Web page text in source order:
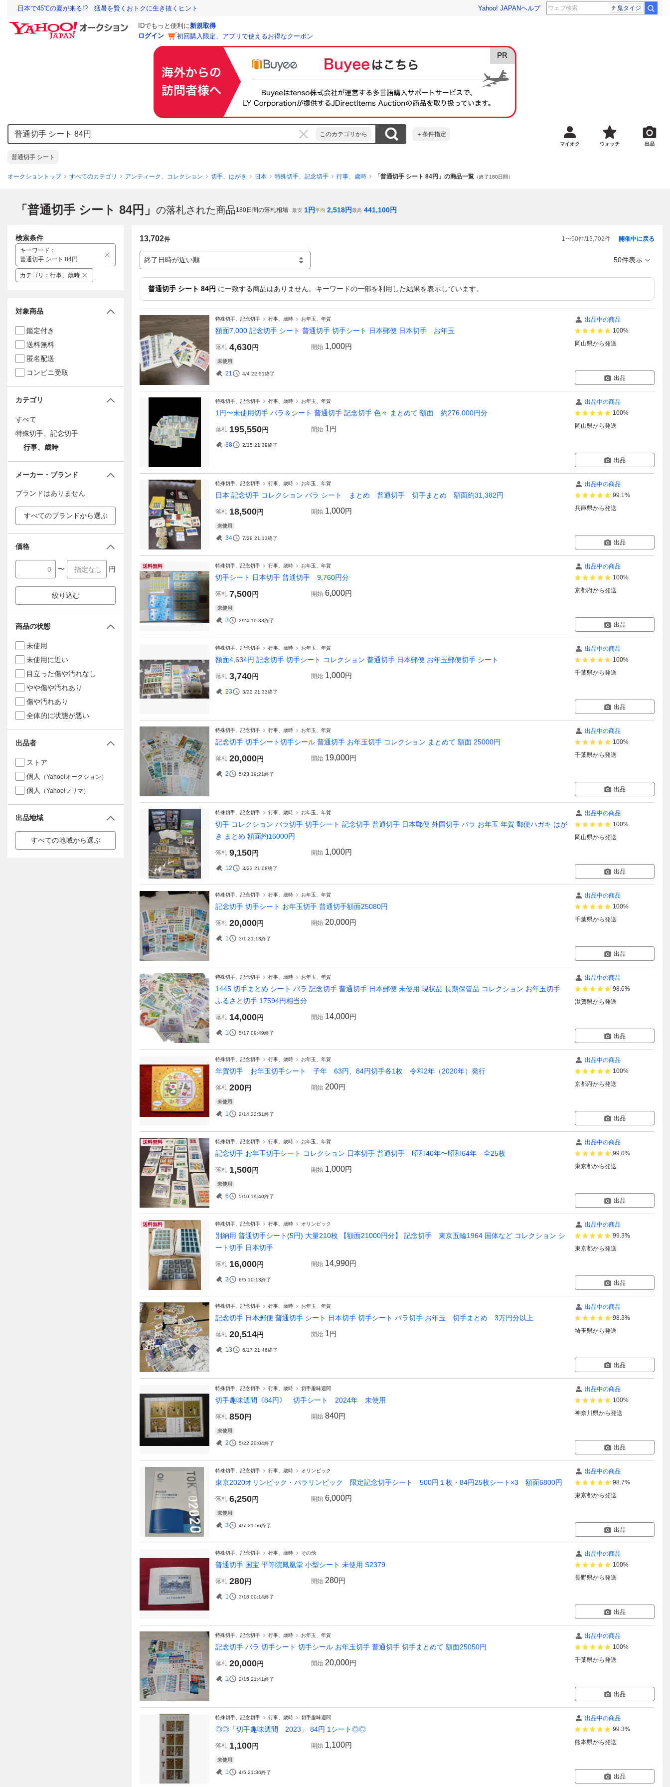
日本で45℃の夏が来る!? 猛暑を賢くおトクに生き抜くヒント Yahoo! JAPANヘルプ 鬼タイジ
IDでもっと便利に新規取得
ログイン
初回購入限定、アプリで使えるお得なクーポン
このカテゴリから ＋条件指定
普通切手 シート
マイオク ウォッチ 出品
オークショントップ すべてのカテゴリ アンティーク、コレクション 切手、はがき 日本 特殊切手、記念切手 行事、歳時 「普通切手 シート 84円」の商品一覧 （終了180日間）
「普通切手 シート 84円」 の落札された商品180日間の落札相場 最安 1円平均 2,518円最高 441,100円
13,702件 1〜50件/13,702件
終了日時が近い順
開催中に戻る
50件表示
普通切手 シート 84円 に一致する商品はありません。キーワードの一部を利用した結果を表示しています。
特殊切手、記念切手 行事、歳時 お年玉、年賀
額面7,000 記念切手 シート 普通切手 切手シート 日本郵便 日本切手 お年玉
落札 4,630円 開始 1,000円
未使用
21 4/4 22:51終了
出品中の商品
100%
岡山県から発送
出品
特殊切手、記念切手 行事、歳時 お年玉、年賀
1円〜未使用切手 バラ＆シート 普通切手 記念切手 色々 まとめて 額面 約276.000円分
落札 195,550円 開始 1円
88 2/15 21:39終了
出品中の商品
100%
岡山県から発送
出品
特殊切手、記念切手 行事、歳時 お年玉、年賀
日本 記念切手 コレクション バラ シート まとめ 普通切手 切手まとめ 額面約31,382円
落札 18,500円 開始 1,000円
未使用
34 7/28 21:13終了
出品中の商品
99.1%
兵庫県から発送
出品
送料無料 特殊切手、記念切手 行事、歳時 お年玉、年賀
切手シート 日本切手 普通切手 9,760円分
落札 7,500円 開始 6,000円
未使用
3 2/24 10:33終了
出品中の商品
100%
京都府から発送
出品
特殊切手、記念切手 行事、歳時 お年玉、年賀
額面4,634円 記念切手 切手シート コレクション 普通切手 日本郵便 お年玉郵便切手 シート
落札 3,740円 開始 1,000円
23 3/22 21:33終了
出品中の商品
100%
千葉県から発送
出品
特殊切手、記念切手 行事、歳時 お年玉、年賀
記念切手 切手シート切手シール 普通切手 お年玉切手 コレクション まとめて 額面 25000円
落札 20,000円 開始 19,000円
2 5/23 19:21終了
出品中の商品
100%
千葉県から発送
出品
特殊切手、記念切手 行事、歳時 お年玉、年賀
切手 コレクション バラ切手 切手シート 記念切手 普通切手 日本郵便 外国切手 バラ お年玉 年賀 郵便ハガキ はが
き まとめ 額面約16000円
落札 9,150円 開始 1,000円
12 3/23 21:08終了
出品中の商品
100%
岡山県から発送
出品
特殊切手、記念切手 行事、歳時 お年玉、年賀
記念切手 切手シート お年玉切手 普通切手額面25080円
落札 20,000円 開始 20,000円
1 3/1 21:13終了
出品中の商品
100%
千葉県から発送
出品
特殊切手、記念切手 行事、歳時 お年玉、年賀
1445 切手まとめ シート バラ 記念切手 普通切手 日本郵便 未使用 現状品 長期保管品 コレクション お年玉切手
ふるさと切手 17594円相当分
落札 14,000円 開始 14,000円
1 5/17 09:49終了
出品中の商品
98.6%
滋賀県から発送
出品
特殊切手、記念切手 行事、歳時 お年玉、年賀
年賀切手 お年玉切手シート 子年 63円、84円切手各1枚 令和2年（2020年）発行
落札 200円 開始 200円
未使用
1 2/14 22:51終了
出品中の商品
100%
京都府から発送
出品
送料無料 特殊切手、記念切手 行事、歳時 お年玉、年賀
記念切手 お年玉切手シート コレクション 日本切手 普通切手 昭和40年〜昭和64年 全25枚
落札 1,500円 開始 1,000円
未使用
6 5/10 19:40終了
出品中の商品
99.0%
東京都から発送
出品
送料無料 特殊切手、記念切手 行事、歳時 オリンピック
別納用 普通切手シート(5円) 大量210枚 【額面21000円分】 記念切手 東京五輪1964 国体など コレクション シ
ート切手 日本切手
落札 16,000円 開始 14,990円
3 6/5 10:13終了
出品中の商品
99.3%
東京都から発送
出品
特殊切手、記念切手 行事、歳時 お年玉、年賀
記念切手 日本郵便 普通切手 シート 日本切手 切手シート バラ切手 お年玉 切手まとめ 3万円分以上
落札 20,514円 開始 1円
13 6/17 21:46終了
出品中の商品
98.3%
埼玉県から発送
出品
特殊切手、記念切手 行事、歳時 切手趣味週間
切手趣味週間《84円》 切手シート 2024年 未使用
落札 850円 開始 840円
未使用
2 5/22 20:04終了
出品中の商品
100%
神奈川県から発送
出品
特殊切手、記念切手 行事、歳時 オリンピック
東京2020オリンピック・パラリンピック 限定記念切手シート 500円１枚・84円25枚シート×3 額面6800円
落札 6,250円 開始 6,000円
未使用
3 4/7 21:56終了
出品中の商品
98.7%
東京都から発送
出品
特殊切手、記念切手 行事、歳時 その他
普通切手 国宝 平等院鳳凰堂 小型シート 未使用 S2379
落札 280円 開始 280円
1 3/18 00:14終了
出品中の商品
100%
長野県から発送
出品
特殊切手、記念切手 行事、歳時 お年玉、年賀
記念切手 バラ 切手シート 切手シール お年玉切手 普通切手 切手まとめて 額面25050円
落札 20,000円 開始 20,000円
1 2/15 21:41終了
出品中の商品
100%
千葉県から発送
出品
特殊切手、記念切手 行事、歳時 切手趣味週間
◎◎「切手趣味週間 2023」 84円 1シート◎◎
落札 1,100円 開始 1,100円
未使用
1 4/5 21:36終了
出品中の商品
99.3%
熊本県から発送
出品
検索条件
キーワード ：
普通切手 シート 84円
カテゴリ ： 行事、歳時
対象商品
鑑定付き
送料無料
匿名配送
コンビニ受取
カテゴリ
すべて
特殊切手、記念切手
行事、歳時
メーカー・ブランド
ブランドはありません
すべてのブランドから選ぶ
価格
〜 円
絞り込む
商品の状態
未使用
未使用に近い
目立った傷や汚れなし
やや傷や汚れあり
傷や汚れあり
全体的に状態が悪い
出品者
ストア
個人
（Yahoo!オークション）
個人 （Yahoo!フリマ）
出品地域
すべての地域から選ぶ